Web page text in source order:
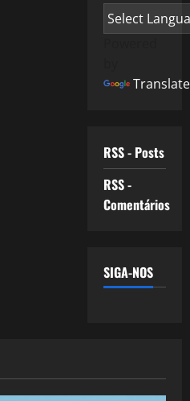
Translate
RSS - Posts
RSS -
Comentários
SIGA-NOS